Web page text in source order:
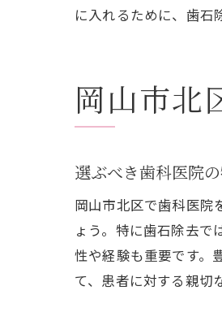
に入れるために、歯石
岡山市北
選ぶべき歯科医院
岡山市北区で歯科医院
ょう。特に歯石除去
性や経験も重要です。
て、患者に対する親切